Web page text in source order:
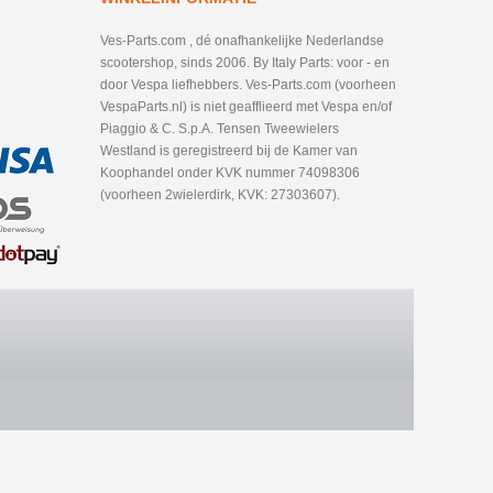
Ves-Parts.com , dé onafhankelijke Nederlandse
scootershop, sinds 2006. By Italy Parts: voor - en
door Vespa liefhebbers. Ves-Parts.com (voorheen
VespaParts.nl) is niet geafflieerd met Vespa en/of
Piaggio & C. S.p.A. Tensen Tweewielers
Westland is geregistreerd bij de Kamer van
Koophandel onder KVK nummer 74098306
(voorheen 2wielerdirk, KVK: 27303607).